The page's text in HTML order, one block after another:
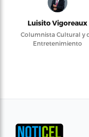
Luisito Vigoreaux
Columnista Cultural y
Entretenimiento